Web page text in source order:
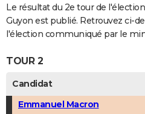
S'inscrire
Se connecter
Lycées
Collèges
Primaires
Universités
Entreprises
Service militaire
Avis de recherche
AVIS DE DÉCÈS
Bricolage
Lifestyle
Culture
Sport
Auto
Television
Voyage
Cinema
Le résultat du 2e tour de
Guyon est publié. Retrouvez ci-
l'élection communiqué par le
TOUR 2
Candidat
Emmanuel Macron